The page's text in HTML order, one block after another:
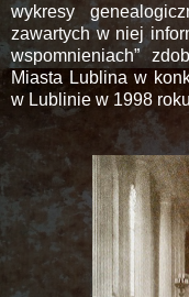
wykresy
zawartych w niej
wspomnieniach”
Miasta Lublina w
w Lublinie w 1998